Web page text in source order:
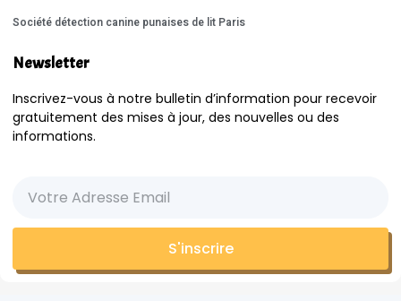
Société détection canine punaises de lit Paris
Newsletter
Inscrivez-vous à notre bulletin d’information pour recevoir
gratuitement des mises à jour, des nouvelles ou des
informations.
S'inscrire